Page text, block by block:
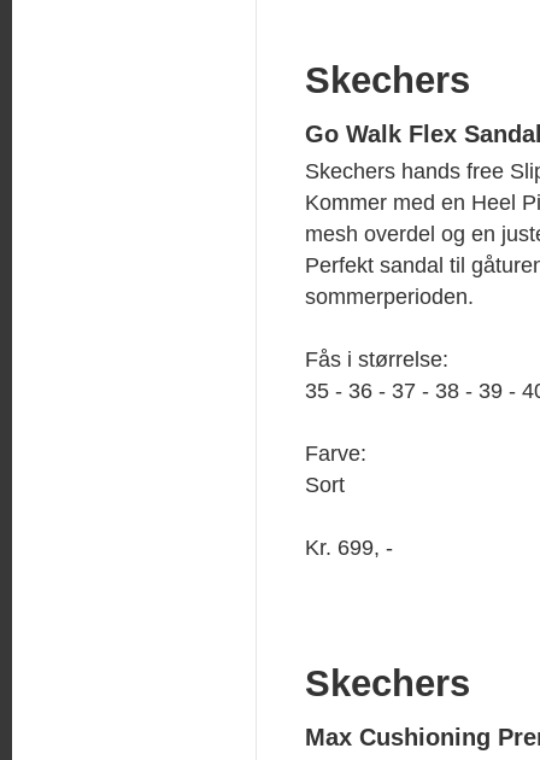
Skechers
Go Walk Flex
Skechers hands free
Kommer med en Heel
mesh overdel og en
Perfekt sandal til
sommerperioden.
Fås i størrelse:
35 - 36 - 37 - 38 - 39 -
Farve:
Sort
Kr. 699, -
Skechers
Max Cushioning